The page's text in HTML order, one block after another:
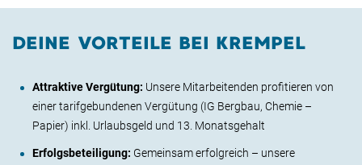
DEINE VORTEILE BEI KREMPEL
Attraktive Vergütung: Unsere Mitarbeitenden profitieren von
einer tarifgebundenen Vergütung (IG Bergbau, Chemie –
Papier) inkl. Urlaubsgeld und 13. Monatsgehalt
Erfolgsbeteiligung: Gemeinsam erfolgreich – unsere